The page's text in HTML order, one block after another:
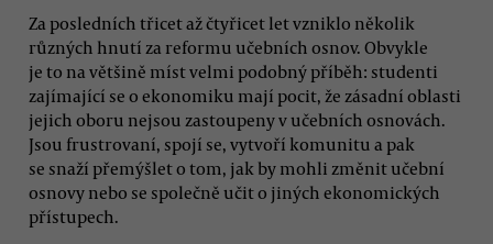
Za posledních třicet až čtyřicet let vzniklo několik
různých hnutí za reformu učebních osnov. Obvykle
je to na většině míst velmi podobný příběh: studenti
zajímající se o ekonomiku mají pocit, že zásadní oblasti
jejich oboru nejsou zastoupeny v učebních osnovách.
Jsou frustrovaní, spojí se, vytvoří komunitu a pak
se snaží přemýšlet o tom, jak by mohli změnit učební
osnovy nebo se společně učit o jiných ekonomických
přístupech.